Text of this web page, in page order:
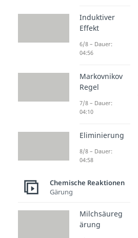
Induktiver
Effekt
6/8 – Dauer:
04:56
Markovnikov
Regel
7/8 – Dauer:
04:10
Eliminierung
8/8 – Dauer:
04:58
Chemische Reaktionen
Gärung
Milchsäureg
ärung